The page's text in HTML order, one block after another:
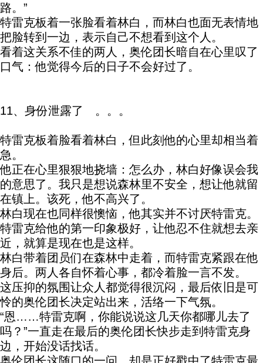
路。”
特雷克板着一张脸看着林白，而林白也面无表情地
把脸转到一边，表示自己不想看到这个人。
看着这关系不佳的两人，奥伦团长暗自在心里叹了
口气：他觉得今后的日子不会好过了。
11、身份泄露了 。。。
特雷克板着脸看着林白，但此刻他的心里却相当着
急。
他正在心里狠狠地挠墙：怎么办，林白好像误会我
的意思了。我只是想说森林里不安全，想让他就留
在镇上。该死，他不高兴了。
林白现在也同样很懊恼，他其实并不讨厌特雷克。
特雷克给他的第一印象极好，让他忍不住就想去亲
近，就算是现在也是这样。
林白带着团员们在森林中走着，而特雷克紧跟在他
身后。两人各自怀着心事，都冷着脸一言不发。
这压抑的氛围让众人都觉得很沉闷，最后依旧是可
怜的奥伦团长决定站出来，活络一下气氛。
“恩……特雷克啊，你能说说这几天你都哪儿去了
吗？”一直走在最后的奥伦团长快步走到特雷克身
边，开始没话找话。